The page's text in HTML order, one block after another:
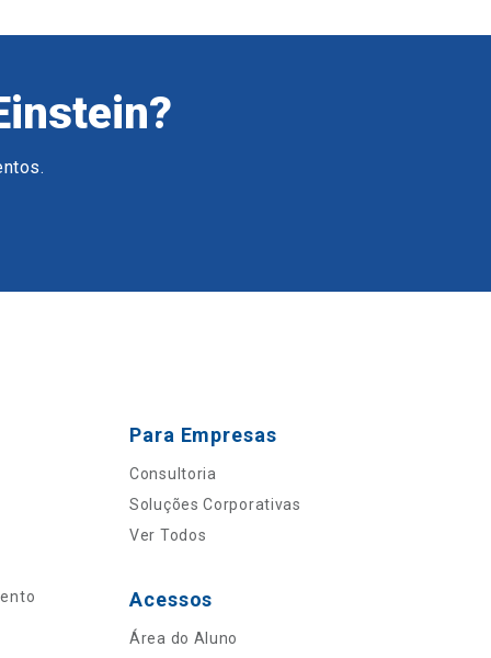
Para Empresas
Consultoria
Soluções Corporativas
Ver Todos
Acessos
Área do Aluno